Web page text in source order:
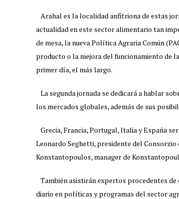
Arahal es la localidad anfitriona de estas
actualidad en este sector alimentario tan
de mesa, la nueva Política Agraria Común
producto o la mejora del funcionamiento de
primer día, el más largo.
La segunda jornada se dedicará a hablar
los mercados globales, además de sus
Grecia, Francia, Portugal, Italia y España
Leonardo Seghetti, presidente del
Konstantopoulos, manager de
También asistirán expertos procedentes de
diario en políticas y programas del sector